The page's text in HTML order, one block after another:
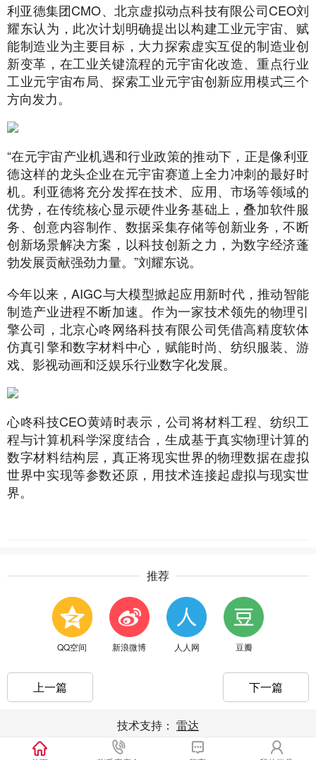
利亚德集团CMO、北京虚拟动点科技有限公司CEO刘
耀东认为，此次计划明确提出以构建工业元宇宙、赋
能制造业为主要目标，大力探索虚实互促的制造业创
新变革，在工业关键流程的元宇宙化改造、重点行业
工业元宇宙布局、探索工业元宇宙创新应用模式三个
方向发力。
“在元宇宙产业机遇和行业政策的推动下，正是像利亚
德这样的龙头企业在元宇宙赛道上全力冲刺的最好时
机。利亚德将充分发挥在技术、应用、市场等领域的
优势，在传统核心显示硬件业务基础上，叠加软件服
务、创意内容制作、数据采集存储等创新业务，不断
创新场景解决方案，以科技创新之力，为数字经济蓬
勃发展贡献强劲力量。”刘耀东说。
今年以来，AIGC与大模型掀起应用新时代，推动智能
制造产业进程不断加速。作为一家技术领先的物理引
擎公司，北京心咚网络科技有限公司凭借高精度软体
仿真引擎和数字材料中心，赋能时尚、纺织服装、游
戏、影视动画和泛娱乐行业数字化发展。
心咚科技CEO黄靖时表示，公司将材料工程、纺织工
程与计算机科学深度结合，生成基于真实物理计算的
数字材料结构层，真正将现实世界的物理数据在虚拟
世界中实现等参数还原，用技术连接起虚拟与现实世
界。
推荐
QQ空间 新浪微博 人人网 豆瓣
上一篇 下一篇
技术支持： 雷达